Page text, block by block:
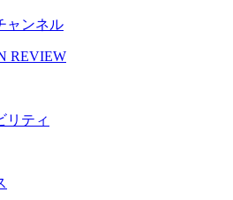
ャンネル
REVIEW
リティ